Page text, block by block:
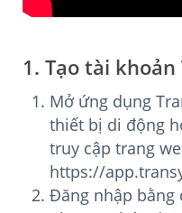
1. Tạo tài khoản
Mở ứng dụng
thiết bị di động
truy cập trang
https://
Đăng nhập bằng